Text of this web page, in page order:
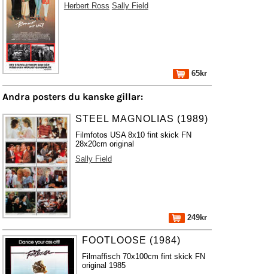
Herbert Ross Sally Field
65kr
Andra posters du kanske gillar:
STEEL MAGNOLIAS (1989)
Filmfotos USA 8x10 fint skick FN
28x20cm original
Sally Field
249kr
FOOTLOOSE (1984)
Filmaffisch 70x100cm fint skick FN
original 1985